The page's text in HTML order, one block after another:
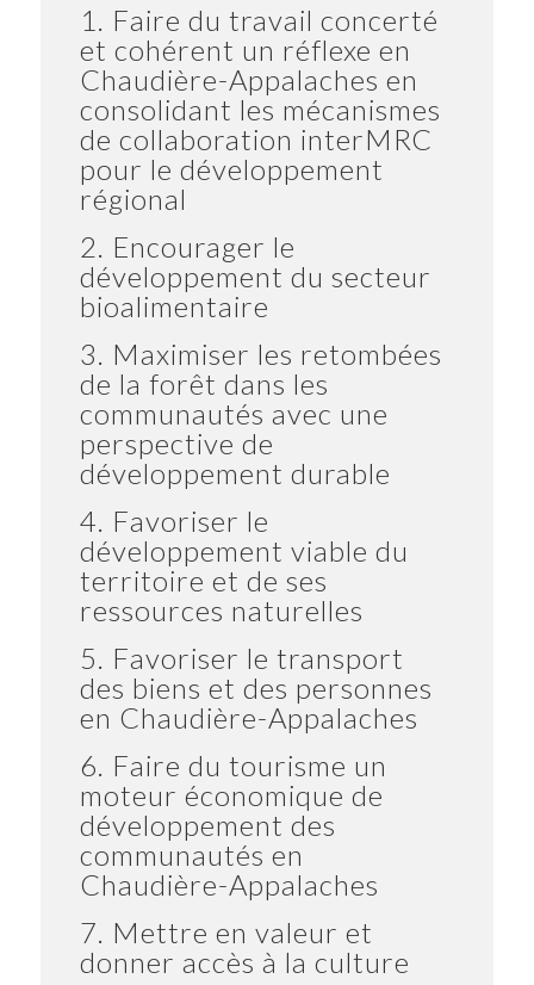
1. Faire du travail concerté
et cohérent un réflexe en
Chaudière-Appalaches en
consolidant les mécanismes
de collaboration interMRC
pour le développement
régional
2. Encourager le
développement du secteur
bioalimentaire
3. Maximiser les retombées
de la forêt dans les
communautés avec une
perspective de
développement durable
4. Favoriser le
développement viable du
territoire et de ses
ressources naturelles
5. Favoriser le transport
des biens et des personnes
en Chaudière-Appalaches
6. Faire du tourisme un
moteur économique de
développement des
communautés en
Chaudière-Appalaches
7. Mettre en valeur et
donner accès à la culture